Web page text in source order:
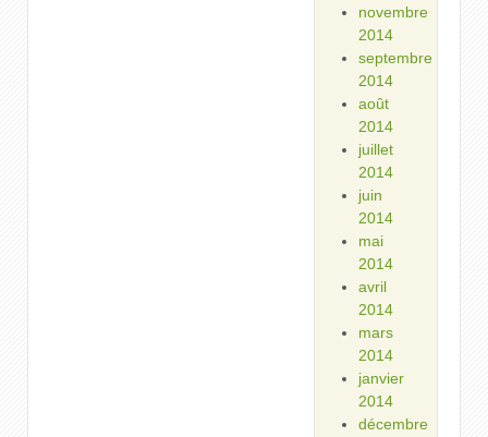
novembre
2014
septembre
2014
août
2014
juillet
2014
juin
2014
mai
2014
avril
2014
mars
2014
janvier
2014
décembre